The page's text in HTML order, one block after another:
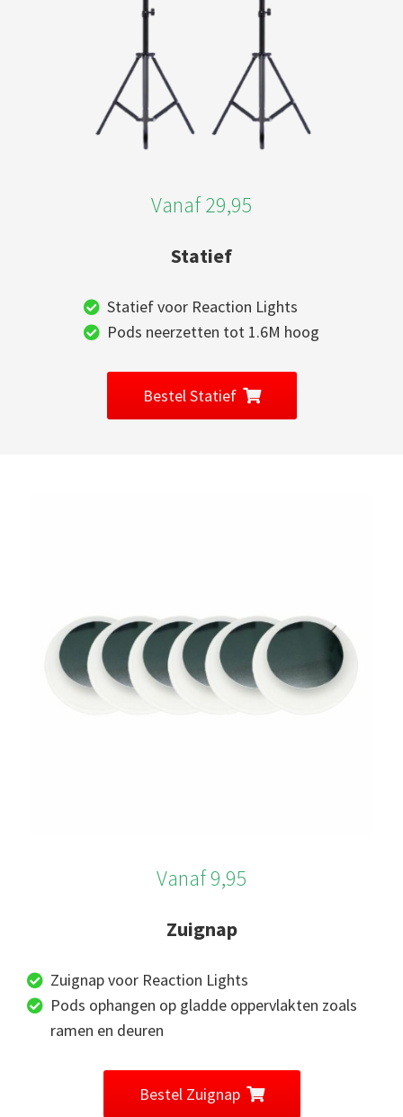
Vanaf 29,95
Statief
Statief voor Reaction Lights
Pods neerzetten tot 1.6M hoog
Bestel Statief
Vanaf 9,95
Zuignap
Zuignap voor Reaction Lights
Pods ophangen op gladde oppervlakten zoals
ramen en deuren
Bestel Zuignap